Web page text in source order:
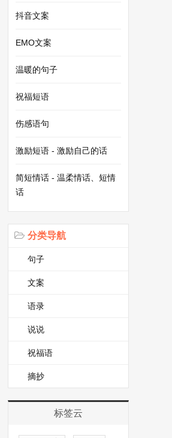
抖音文案
EMO文案
温暖的句子
祝福短语
伤感语句
激励短语 - 激励自己的话
简短情话 - 温柔情话、短情
话
分类导航
句子
文案
语录
说说
祝福语
摘抄
标签云